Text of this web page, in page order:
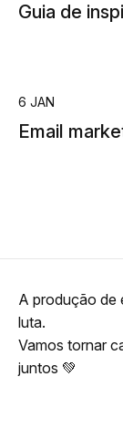
Guia de
6 JAN
Email
A produção de
luta.
Vamos tornar
juntos 💚